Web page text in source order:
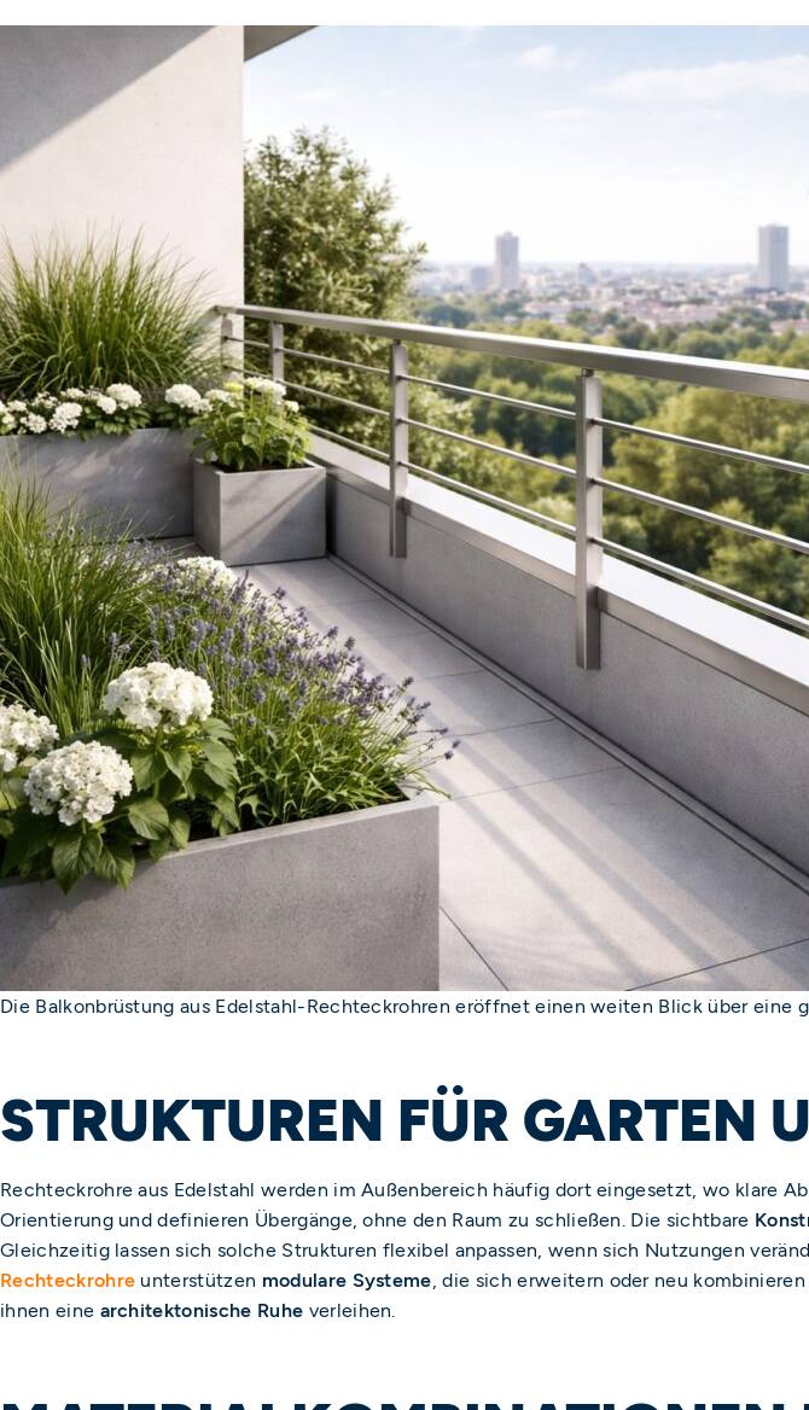
Die Balkonbrüstung aus Edelstahl-Rechteckrohren eröffnet einen weiten Blick über eine
STRUKTUREN FÜR GARTEN
Rechteckrohre aus Edelstahl werden im Außenbereich häufig dort eingesetzt, wo klare
Orientierung und definieren Übergänge, ohne den Raum zu schließen. Die sichtbare
Gleichzeitig lassen sich solche Strukturen flexibel anpassen, wenn sich Nutzungen
Rechteckrohre unterstützen modulare Systeme, die sich erweitern oder neu
ihnen eine architektonische Ruhe verleihen.